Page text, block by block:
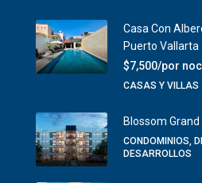
Casa Con
Puerto Vallarta
$7,500/por
CASAS Y VILLAS
Blossom
CONDOMINIOS,
DESARROLLOS